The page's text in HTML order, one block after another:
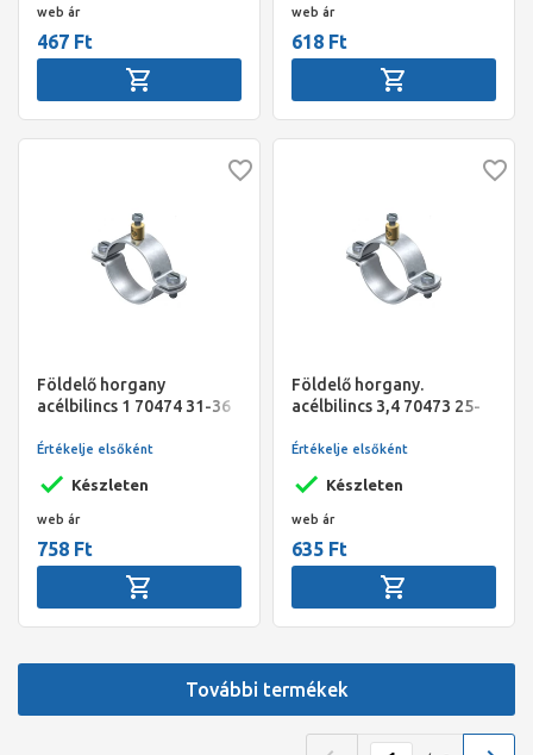
web ár
467 Ft
web ár
618 Ft
Földelő horgany
acélbilincs 1 70474 31-36
Készleten
Értékelje elsőként
web ár
758 Ft
Földelő horgany.
acélbilincs 3,4 70473 25-
Készleten
Értékelje elsőként
web ár
635 Ft
További termékek